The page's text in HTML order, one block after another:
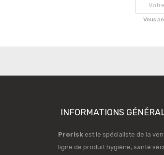
Vous
INFORMATIONS
Proriskest le spécialiste de la
ligne de produit hygiène, santé